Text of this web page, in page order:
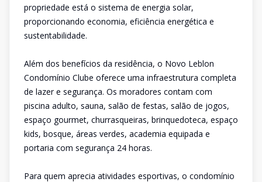
propriedade está o sistema de energia solar,
proporcionando economia, eficiência energética e
sustentabilidade.
Além dos benefícios da residência, o Novo Leblon
Condomínio Clube oferece uma infraestrutura completa
de lazer e segurança. Os moradores contam com
piscina adulto, sauna, salão de festas, salão de jogos,
espaço gourmet, churrasqueiras, brinquedoteca, espaço
kids, bosque, áreas verdes, academia equipada e
portaria com segurança 24 horas.
Para quem aprecia atividades esportivas, o condomínio